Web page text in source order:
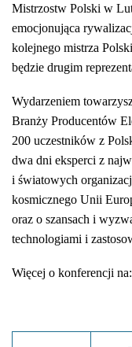
Mistrzostw Polski w
emocjonująca
kolejnego mistrza
będzie drugim
Wydarzeniem
Branży Producentów
200 uczestników z
dwa dni eksperci z
i światowych
kosmicznego Unii
oraz o szansach i
technologiami i
Więcej o konferencji na: